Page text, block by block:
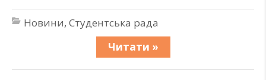
Новини, Студентська рада
Читати »